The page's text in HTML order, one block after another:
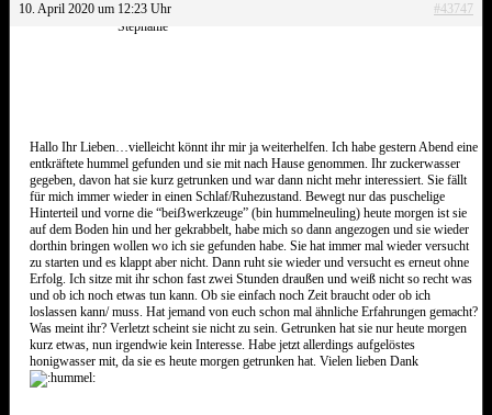
10. April 2020 um 12:23 Uhr
#43747
Stephanie
Hallo Ihr Lieben…vielleicht könnt ihr mir ja weiterhelfen. Ich habe gestern Abend eine
entkräftete hummel gefunden und sie mit nach Hause genommen. Ihr zuckerwasser
gegeben, davon hat sie kurz getrunken und war dann nicht mehr interessiert. Sie fällt
für mich immer wieder in einen Schlaf/Ruhezustand. Bewegt nur das puschelige
Hinterteil und vorne die “beiẞwerkzeuge” (bin hummelneuling) heute morgen ist sie
auf dem Boden hin und her gekrabbelt, habe mich so dann angezogen und sie wieder
dorthin bringen wollen wo ich sie gefunden habe. Sie hat immer mal wieder versucht
zu starten und es klappt aber nicht. Dann ruht sie wieder und versucht es erneut ohne
Erfolg. Ich sitze mit ihr schon fast zwei Stunden draußen und weiß nicht so recht was
und ob ich noch etwas tun kann. Ob sie einfach noch Zeit braucht oder ob ich
loslassen kann/ muss. Hat jemand von euch schon mal ähnliche Erfahrungen gemacht?
Was meint ihr? Verletzt scheint sie nicht zu sein. Getrunken hat sie nur heute morgen
kurz etwas, nun irgendwie kein Interesse. Habe jetzt allerdings aufgelöstes
honigwasser mit, da sie es heute morgen getrunken hat. Vielen lieben Dank